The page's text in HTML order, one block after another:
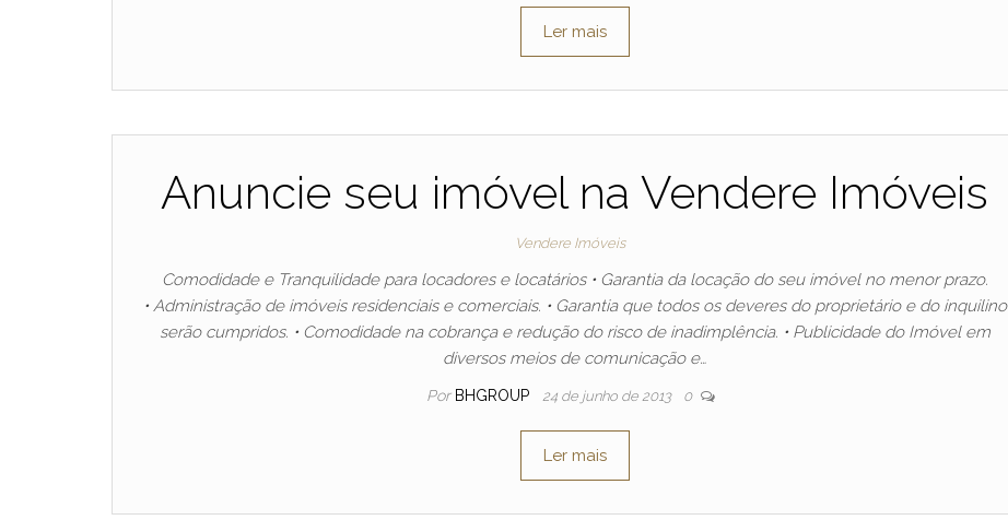
Ler mais
Anuncie seu imóvel na Vendere Imóveis
Vendere Imóveis
Comodidade e Tranquilidade para locadores e locatários • Garantia da locação do seu imóvel no menor prazo.
• Administração de imóveis residenciais e comerciais. • Garantia que todos os deveres do proprietário e do inquilino
serão cumpridos. • Comodidade na cobrança e redução do risco de inadimplência. • Publicidade do Imóvel em
diversos meios de comunicação e…
Por BHGROUP 24 de junho de 2013 0
Ler mais